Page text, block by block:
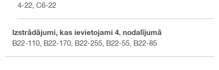
C4-22, C6-22
Izstrādājumi, kas ievietojami 4. nodalījumā
B22-110, B22-170, B22-255, B22-55, B22-85